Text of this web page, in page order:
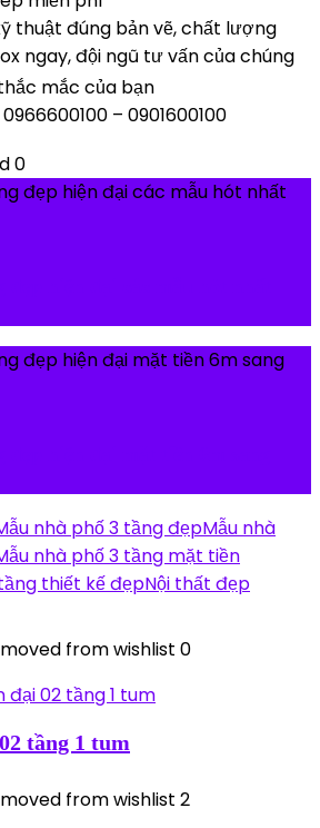
thuật đúng bản vẽ, chất lượng
ngay, đội ngũ tư vấn của chúng
mắc của bạn
– 0901600100
0
nhà phố 3 tầng đẹpMẫu nhà
nhà phố 3 tầng mặt tiền
thiết kế đẹpNội thất đẹp
from wishlist 0
tầng 1 tum
from wishlist 2